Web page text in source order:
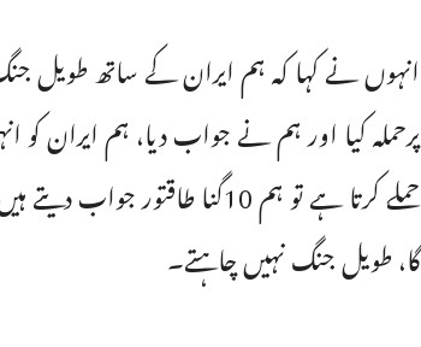
انہوں نے کہا کہ ہم ایران کے ساتھ طویل
پرحملہ کیا اور ہم نے جواب دیا، ہم ایران
حملے کرتا ہے تو ہم 10گنا
گا، طویل جنگ نہیں چاہتے۔